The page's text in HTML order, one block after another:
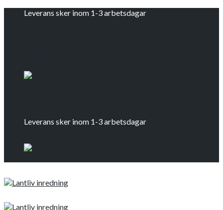
Leverans sker inom 1-3 arbetsdagar
Leverans sker inom 1-3 arbetsdagar